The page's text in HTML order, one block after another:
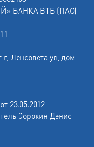
БАНКА ВТБ (ПАО)
г, Ленсовета ул, дом
23.05.2012
Сорокин Денис